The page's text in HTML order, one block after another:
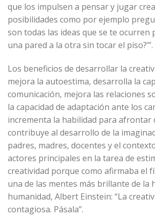
que los impulsen a pensar y jugar
posibilidades como por ejemplo
son todas las ideas que se te ocurren
una pared a la otra sin tocar el piso?’”.
Los beneficios de desarrollar la
mejora la autoestima, desarrolla la
comunicación, mejora las relaciones
la capacidad de adaptación ante los
incrementa la habilidad para afrontar
contribuye al desarrollo de la
padres, madres, docentes y el
actores principales en la tarea de
creatividad porque como afirmaba el
una de las mentes más brillante de la
humanidad, Albert Einstein: “La
contagiosa. Pásala”.